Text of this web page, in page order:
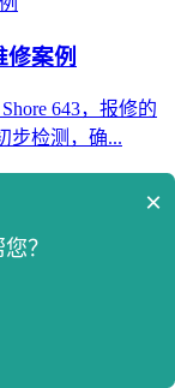
案例
643，报修的
步检测，确...
CH1报错过流
，故障表现为
×
？